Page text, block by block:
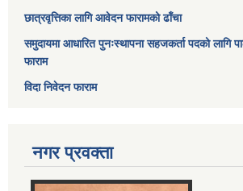
छात्रवृत्तिका लागि आवेदन फारामको ढाँचा
समुदायमा आधारित पुनःस्थापना सहजकर्ता पदको लागि
फाराम
विदा निवेदन फाराम
नगर प्रवक्ता